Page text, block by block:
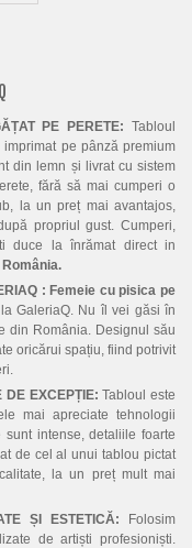
PE PERETE:Tabloul
imprimat pe pânză premium
din lemn și livrat cu sistem
fără să mai cumperi o
la un preț mai avantajos,
propriul gust. Cumperi,
duce la înrămat direct in
:Femeie cu pisica pe
GaleriaQ. Nu îl vei găsi în
din România. Designul său
oricărui spațiu, fiind potrivit
DE EXCEPȚIE: Tabloul este
mai apreciate tehnologii
intense, detaliile foarte
de cel al unui tablou pictat
la un preț mult mai
ȘI ESTETICĂ: Folosim
de artiști profesioniști.